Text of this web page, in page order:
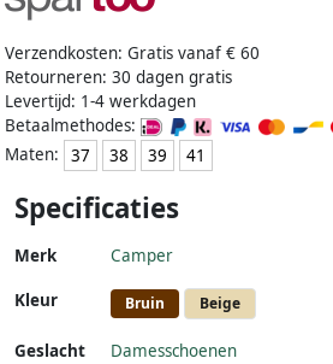
Verzendkosten: Gratis vanaf € 60
Retourneren: 30 dagen gratis
Levertijd: 1-4 werkdagen
Betaalmethodes:
Maten:
37 38 39 41
Specificaties
Merk Camper
Kleur Bruin Beige
Geslacht
Damesschoenen